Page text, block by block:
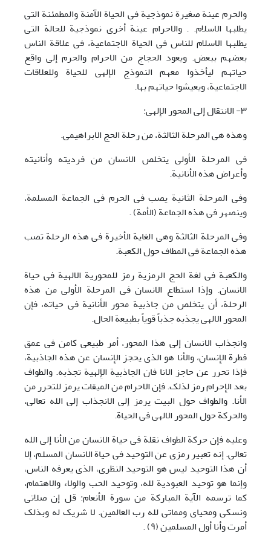
والحرم عینة صغیرة نموذجیة فی الحیاة الآمنة والمطمئنة التی
یطلبها الاسلام. . والاحرام عینة أخری نموذجیة للحالة التی
یطلبها الاسلام للناس فی الحیاة الاجتماعیة، فی علاقة الناس
بعضهم ببعض. ویعود الحجاج من الاحرام والحرم إلی واقع
حیاتهم لیأخذوا معهم النموذج الإلهی للحیاة وللعلاقات
الاجتماعیة، ویعیشوا حیاتهم بها.
٣- الانتقال إلی المحور الإِلهی:
وهذه هی المرحلة الثالثة، من رحلة الحج الابراهیمی.
فی المرحلة الأولی یتخلص الانسان من فردیته وأنانیته
وأعراض هذه الأنانیة.
وفی المرحلة الثانیة یصب فی الحرم فی الجماعة المسلمة،
وینصهر فی هذه الجماعة (الأمة) .
وفی المرحلة الثالثة وهی الغایة الأخیرة فی هذه الرحلة تصب
هذه الجماعة فی المطاف حول الکعبة.
والکعبة فی لغة الحج الرمزیة رمز للمحوریة الالهیة فی حیاة
الانسان. وإذا استطاع الانسان فی المرحلة الأولی من هذه
الرحلة، أن یتخلص من جاذبیة محور الأنانیة فی حیاته، فإن
المحور الالهی یجذبه جذباً قویاً بطبیعة الحال.
وانجذاب الانسان إلی هذا المحور، أمر طبیعی کامن فی عمق
فطرة الإِنسان، والأنا هو الذی یحجز الإِنسان عن هذه الجاذبیة،
فإذا تحرر عن حاجز الانا فان الجاذبیة الإِلهیة تجذبه. والطواف
بعد الإِحرام رمز لذلک. فإن الاحرام من المیقات یرمز للتحرر من
الأنا. والطواف حول البیت یرمز إلی الانجذاب إلی الله تعالی،
والحرکة حول المحور الالهی فی الحیاة.
وعلیه فإن حرکة الطواف نقلة فی حیاة الانسان من الأنا إلی الله
تعالی. إنه تعبیر رمزی عن التوحید فی حیاة الانسان المسلم، إلا
أن هذا التوحید لیس هو التوحید النظری، الذی یعرفه الناس،
وإنما هو توحید العبودیة لله، وتوحید الحب والولاء والاهتمام،
کما ترسمه الآیة المبارکة من سورة الأنعام: قل إن صلاتی
ونسکی ومحیای ومماتی لله رب العالمین. لا شریک له وبذلک
أمرت وأنا أول المسلمین (٩) .